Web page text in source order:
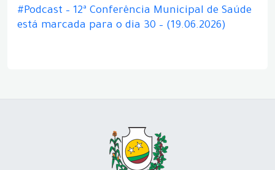
#Podcast – 12ª Conferência Municipal de Saúde
está marcada para o dia 30 – (19.06.2026)